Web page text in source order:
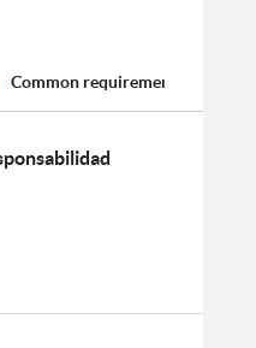
Common requirements (5)